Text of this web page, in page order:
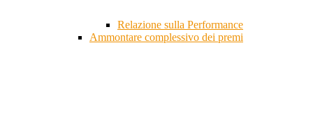
Relazione sulla Performance
Ammontare complessivo dei premi